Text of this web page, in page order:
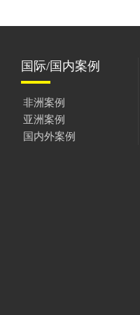
国际/国内案例
非洲案例
亚洲案例
国内外案例